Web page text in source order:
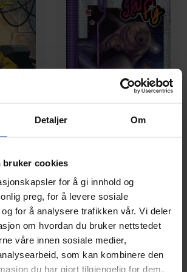
Detaljer Om
bruker cookies
for å gi innhold og
preg, for å levere sosiale
for å analysere trafikken vår. Vi deler
om hvordan du bruker nettstedet
våre innen sosiale medier,
som kan kombinere den
du har gjort tilgjengelig for dem,
Vol.
Star Pig
Delilah S. Dawson
Star PigVol. 1
Paperback · Engelsk
129